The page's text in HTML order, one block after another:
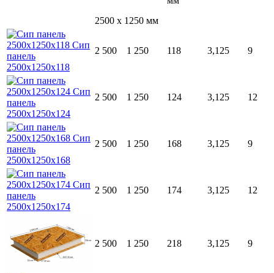
2500 x 1250 мм
2 500 1 250 118 3,125 9
2 500 1 250 124 3,125 12
2 500 1 250 168 3,125 9
2 500 1 250 174 3,125 12
2 500 1 250 218 3,125 9